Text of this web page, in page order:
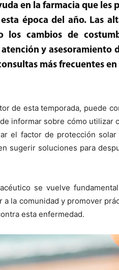
en la farmacia que
época del año. Las
los cambios de
y asesoramiento
más frecuentes
de esta temporada, puede
informar sobre cómo
el factor de protección
sugerir soluciones para
se vuelve
a la comunidad y promover
esta enfermedad.